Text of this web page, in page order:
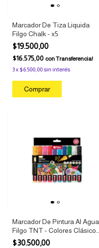
Marcador De Tiza Liquida
Filgo Chalk - x5
$19.500,00
$16.575,00 conTransferencia!
3x $6.500,00sin interés
Marcador De Pintura Al Agua
Filgo TNT - Colores Clásicos
x10
$30.500,00